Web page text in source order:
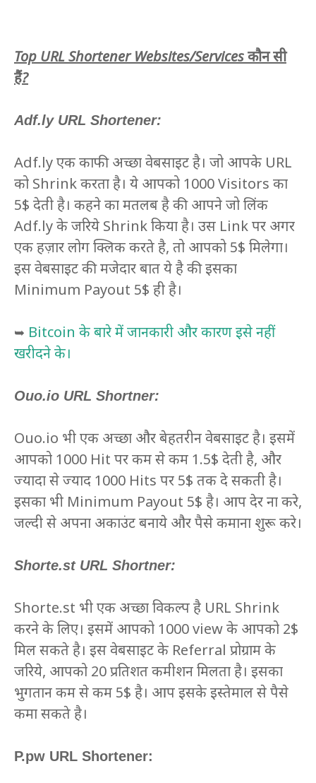
Top URL Shortener Websites/Services कौन सी
हैं?
Adf.ly URL Shortener:
Adf.ly एक काफी अच्छा वेबसाइट है। जो आपके URL
को Shrink करता है। ये आपको 1000 Visitors का
5$ देती है। कहने का मतलब है की आपने जो लिंक
Adf.ly के जरिये Shrink किया है। उस Link पर अगर
एक हज़ार लोग क्लिक करते है, तो आपको 5$ मिलेगा।
इस वेबसाइट की मजेदार बात ये है की इसका
Minimum Payout 5$ ही है।
➥ Bitcoin के बारे में जानकारी और कारण इसे नहीं
खरीदने के।
Ouo.io URL Shortner:
Ouo.io भी एक अच्छा और बेहतरीन वेबसाइट है। इसमें
आपको 1000 Hit पर कम से कम 1.5$ देती है, और
ज्यादा से ज्याद 1000 Hits पर 5$ तक दे सकती है।
इसका भी Minimum Payout 5$ है। आप देर ना करे,
जल्दी से अपना अकाउंट बनाये और पैसे कमाना शुरू करे।
Shorte.st URL Shortner:
Shorte.st भी एक अच्छा विकल्प है URL Shrink
करने के लिए। इसमें आपको 1000 view के आपको 2$
मिल सकते है। इस वेबसाइट के Referral प्रोग्राम के
जरिये, आपको 20 प्रतिशत कमीशन मिलता है। इसका
भुगतान कम से कम 5$ है। आप इसके इस्तेमाल से पैसे
कमा सकते है।
P.pw URL Shortener: